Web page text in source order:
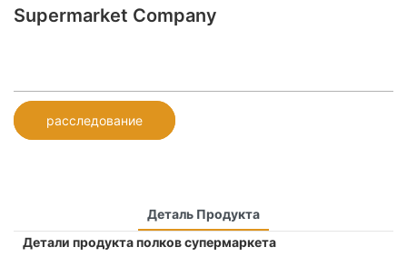
Supermarket Company
расследование
Деталь Продукта
Детали продукта полков супермаркета